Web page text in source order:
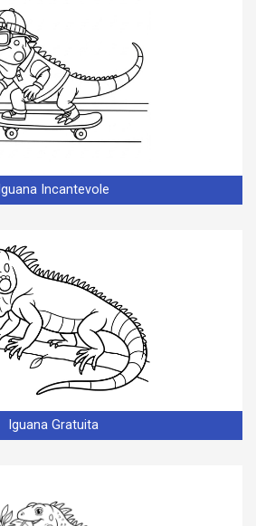
Iguana Incantevole
Iguana Gratuita